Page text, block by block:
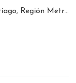
Metropolitana, Chile